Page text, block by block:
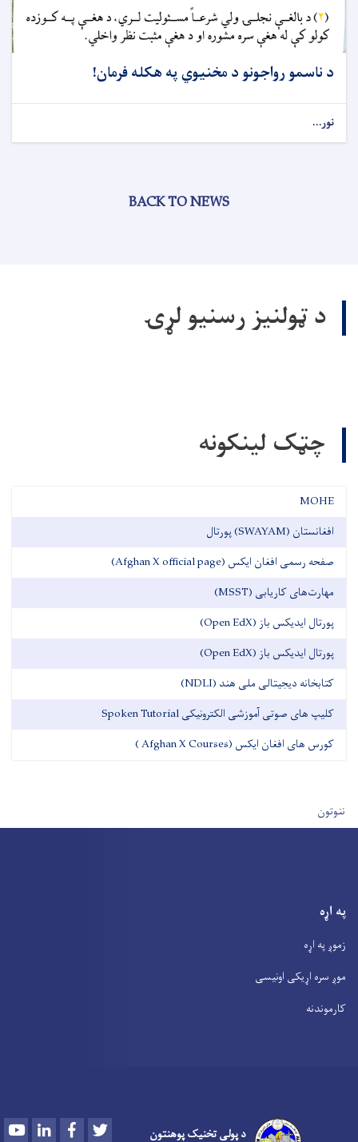
د ناسمو رواجونو د مخنیوي په هکله فرمان!
نور...
BACK TO NEWS
د ټولنیز رسنیو لړۍ
چټک لینکونه
MOHE
افغانستان (SWAYAM) پورتال
صفحه رسمی افغان ایکس (Afghan X official page)
مهارت‌های کاریابی (MSST)
پورتال ایدیکس باز (Open EdX)
پورتال ایدیکس باز (Open EdX)
کتابخانه دیجیتالی ملی هند (NDLI)
کلیپ های صوتی آموزشی الکترونیکی Spoken Tutorial
کورس های افغان ایکس (Afghan X Courses )
User account menu
ننوتون
په اړه
زموږ په اړه
موږ سره اړیکی اونیسی
کارموندنه
د پولی تخنیک پوهنتون YoutubeLinkedInFacebook